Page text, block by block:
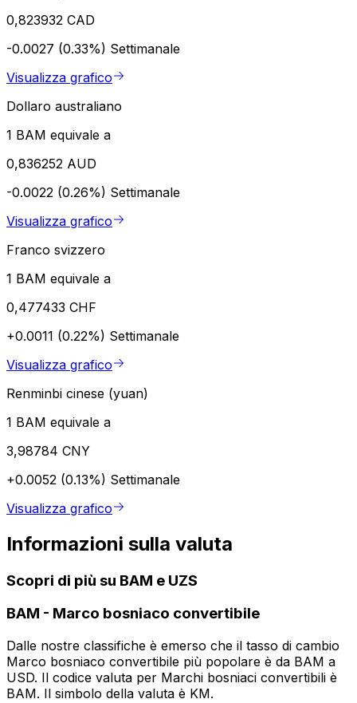
0,823932 CAD
-0.0027 (0.33%) Settimanale
Visualizza grafico
Dollaro australiano
1 BAM equivale a
0,836252 AUD
-0.0022 (0.26%) Settimanale
Visualizza grafico
Franco svizzero
1 BAM equivale a
0,477433 CHF
+0.0011 (0.22%) Settimanale
Visualizza grafico
Renminbi cinese (yuan)
1 BAM equivale a
3,98784 CNY
+0.0052 (0.13%) Settimanale
Visualizza grafico
Informazioni sulla valuta
Scopri di più su BAM e UZS
BAM - Marco bosniaco convertibile
Dalle nostre classifiche è emerso che il tasso di cambio
Marco bosniaco convertibile più popolare è da BAM a
USD. Il codice valuta per Marchi bosniaci convertibili è
BAM. Il simbolo della valuta è KM.